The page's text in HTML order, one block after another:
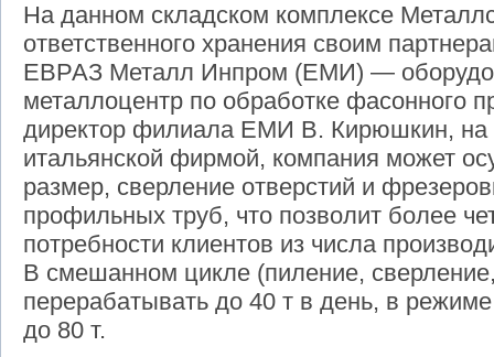
На данном складском комплексе
ответственного хранения своим
ЕВРАЗ Металл Инпром (ЕМИ) —
металлоцентр по обработке фасонного
директор филиала ЕМИ В. Кирюшкин, на
итальянской фирмой, компания может
размер, сверление отверстий и
профильных труб, что позволит более
потребности клиентов из числа
В смешанном цикле (пиление,
перерабатывать до 40 т в день, в
до 80 т.